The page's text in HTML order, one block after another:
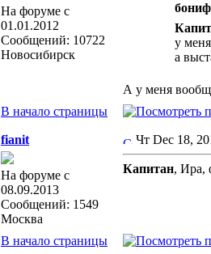
На форуме с
01.01.2012
Сообщений: 10722
Новосибирск
у
а
А у меня
В начало страницы
fianit
На форуме с
08.09.2013
Сообщений: 1549
Москва
Чт Dec 18,
Капитан, Ира,
В начало страницы